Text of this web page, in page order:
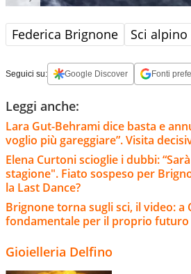
Federica Brignone Sci alpino
Seguici su: Google Discover Fonti
Leggi anche:
Lara Gut-Behrami dice basta e
voglio più gareggiare”. Visita
Elena Curtoni scioglie i dubbi:
stagione". Fiato sospeso per
la Last Dance?
Brignone torna sugli sci, il video: a
fondamentale per il proprio futuro
Gioielleria Delfino